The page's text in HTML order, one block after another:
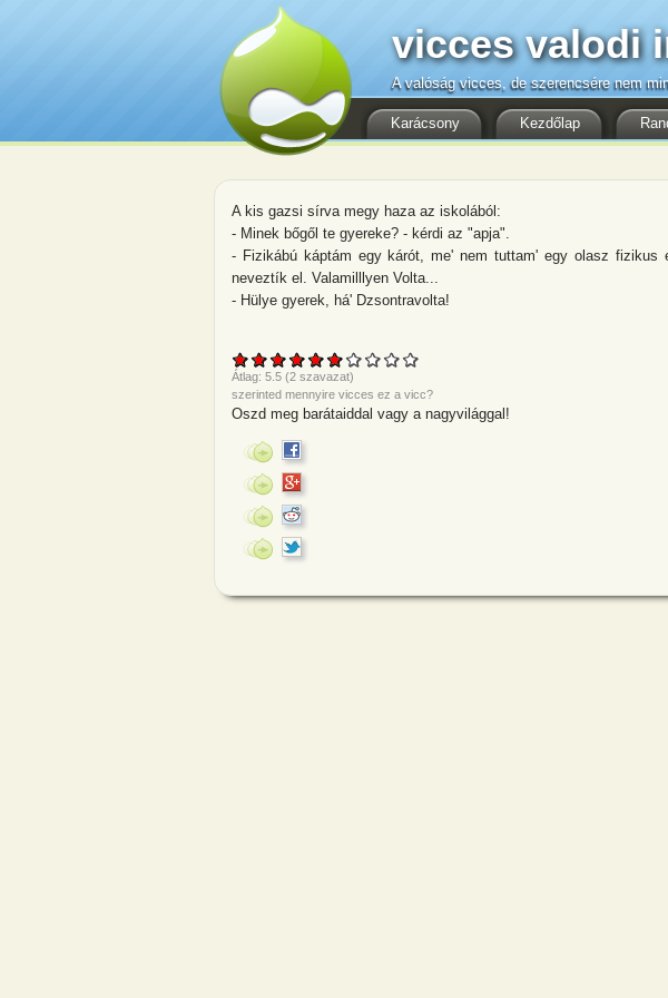
Karácsony Kezdőlap
vicces valodi
A valóság vicces, de szerencsére nem
A kis gazsi sírva megy haza az iskolából:
- Minek bőgől te gyereke? - kérdi az "apja".
- Fizikábú káptám egy kárót, me' nem tuttam' egy olasz
neveztík el. Valamilllyen Volta...
- Hülye gyerek, há' Dzsontravolta!
Átlag: 5.5 (2 szavazat)
szerinted mennyire vicces ez a vicc?
Oszd meg barátaiddal vagy a nagyvilággal!